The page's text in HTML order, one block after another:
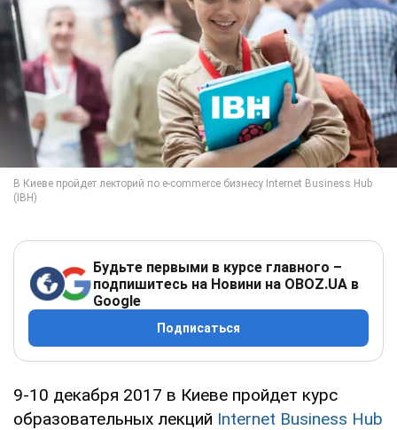
Будьте первыми в курсе главного –
подпишитесь на Новини на OBOZ.UA в
Google
Подписаться
9-10 декабря 2017 в Киеве пройдет курс
образовательных лекций Internet Business Hub